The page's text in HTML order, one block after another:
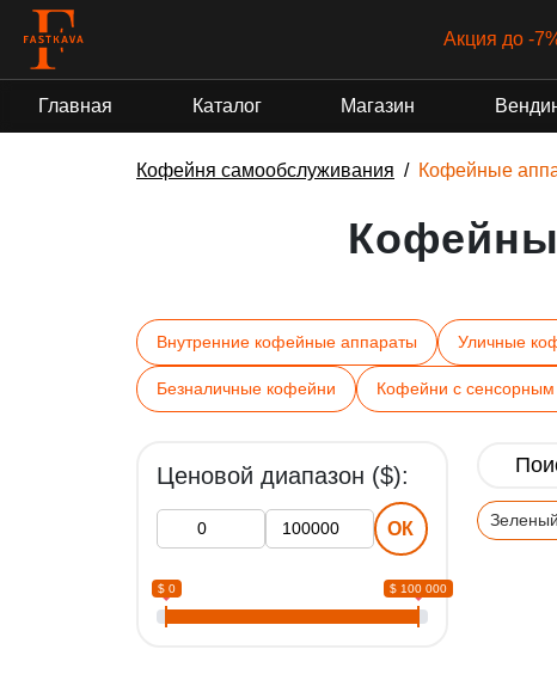
Грант
Главная Каталог Магазин
Кофейня самообслуживания Кофейные
Внутренние кофейные аппараты Уличные
Безналичные кофейни Кофейни с сенсорным
Ценовой диапазон ($):
ОК
$ 0 $ 100 000
Зеленый